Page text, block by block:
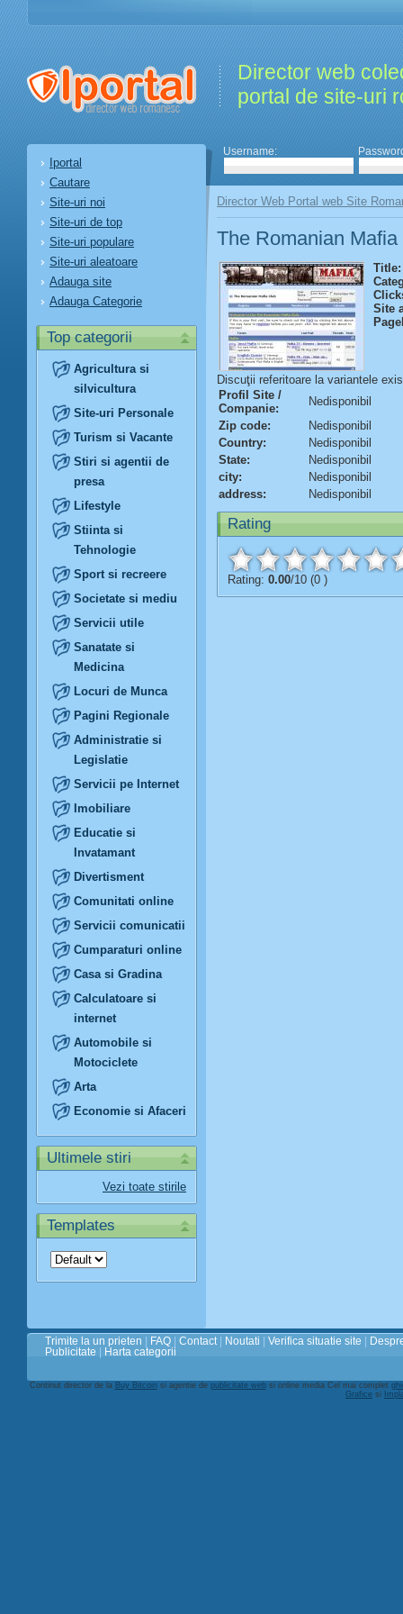
Director web
portal de site-uri
Iportal
Cautare
Site-uri noi
Site-uri de top
Site-uri populare
Site-uri aleatoare
Adauga site
Adauga Categorie
Top categorii
Agricultura si
silvicultura
Site-uri Personale
Turism si Vacante
Stiri si agentii de
presa
Lifestyle
Stiinta si
Tehnologie
Sport si recreere
Societate si mediu
Servicii utile
Sanatate si
Medicina
Locuri de Munca
Pagini Regionale
Administratie si
Legislatie
Servicii pe Internet
Imobiliare
Educatie si
Invatamant
Divertisment
Comunitati online
Servicii comunicatii
Cumparaturi online
Casa si Gradina
Calculatoare si
internet
Automobile si
Motociclete
Arta
Economie si Afaceri
Ultimele stiri
Vezi toate stirile
Templates
Username:
Director Web Portal web Site
The Romanian Mafia
Title:
Site
Discuţii referitoare la variantele
Profil Site /
Companie:
Nedisponibil
Zip code:
Nedisponibil
Country:
Nedisponibil
State:
Nedisponibil
city:
Nedisponibil
address:
Nedisponibil
Rating
Rating: 0.00/10 (0 )
Trimite la un prieten FAQ Contact Noutati Verifica situatie site
Publicitate
Harta categorii
Continut director de la Buy Bitcoinsi agentie de publicitate websi online media Cel mai complet
Grafice si